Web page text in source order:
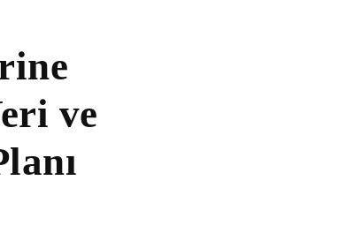
ve